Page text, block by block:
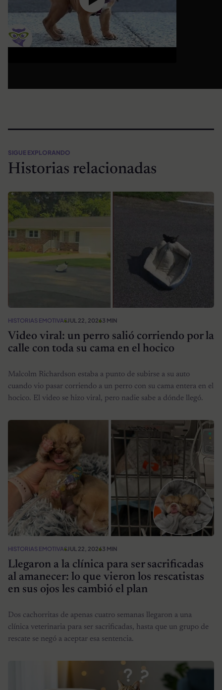
SIGUE EXPLORANDO
Historias relacionadas
HISTORIAS EMOTIVASJUL 22, 20263 MIN
Video viral: un perro salió corriendo por la
calle con toda su cama en el hocico
Malcolm Richardson estaba a punto de subirse a su auto
cuando vio pasar corriendo a un perro con su cama entera en el
hocico. El video se hizo viral, pero nadie sabe a dónde llegó.
HISTORIAS EMOTIVASJUL 22, 20263 MIN
Llegaron a la clínica para ser sacrificadas
al amanecer: lo que vieron los rescatistas
en sus ojos les cambió el plan
Dos cachorritas de apenas cuatro semanas llegaron a una
clínica veterinaria para ser sacrificadas, hasta que un grupo de
rescate se negó a aceptar esa sentencia.